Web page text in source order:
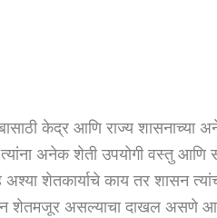
केद्र आणि राज्य शासनाच्या
त्यांना अनेक शेती उपयोगी वस्तु आणि
शेतकार्याचे काय तर शासन
शेतमजूर असल्याचा दाखल